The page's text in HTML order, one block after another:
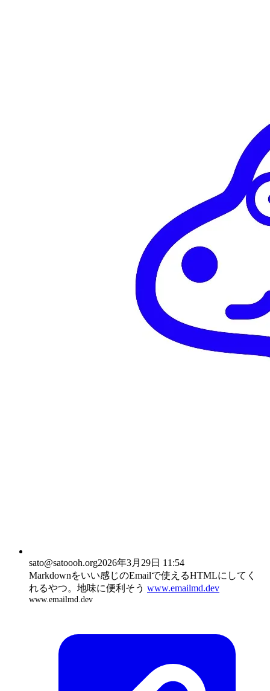
sato@satoooh.org2026年3月29日 11:54
Markdownをいい感じのEmailで使えるHTMLにしてく
れるやつ。地味に便利そう www.emailmd.dev
www.emailmd.dev